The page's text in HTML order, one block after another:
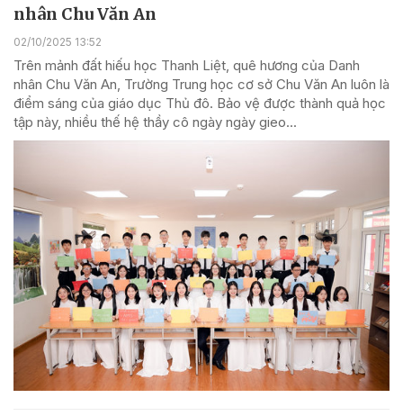
nhân Chu Văn An
02/10/2025 13:52
Trên mảnh đất hiếu học Thanh Liệt, quê hương của Danh
nhân Chu Văn An, Trường Trung học cơ sở Chu Văn An luôn là
điểm sáng của giáo dục Thủ đô. Bảo vệ được thành quả học
tập này, nhiều thế hệ thầy cô ngày ngày gieo...